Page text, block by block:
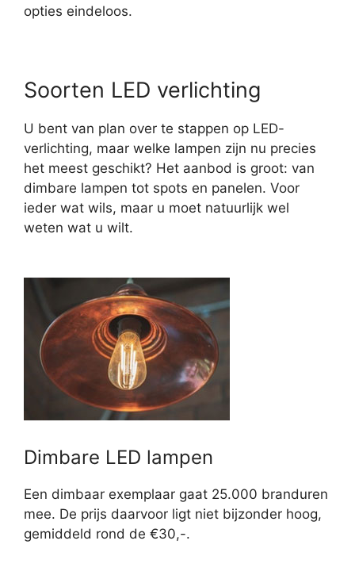
opties eindeloos.
Soorten LED verlichting
U bent van plan over te stappen op LED-
verlichting, maar welke lampen zijn nu precies
het meest geschikt? Het aanbod is groot: van
dimbare lampen tot spots en panelen. Voor
ieder wat wils, maar u moet natuurlijk wel
weten wat u wilt.
Dimbare LED lampen
Een dimbaar exemplaar gaat 25.000 branduren
mee. De prijs daarvoor ligt niet bijzonder hoog,
gemiddeld rond de €30,-.